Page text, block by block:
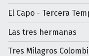
El Capo - Tercera
Las tres hermanas
Tres Milagros